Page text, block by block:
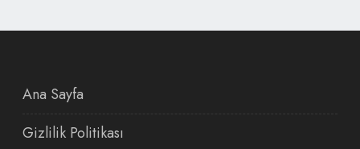
Ana Sayfa
Gizlilik Politikası